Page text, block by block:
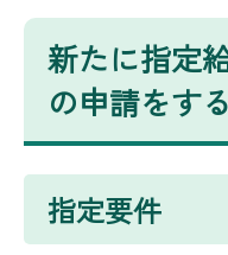
新たに指定
の申請をす
指定要件